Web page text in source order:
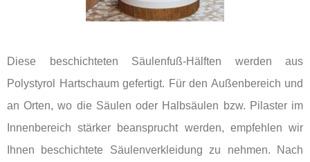
Diese beschichteten Säulenfuß-Hälften werden aus
Polystyrol Hartschaum gefertigt. Für den Außenbereich und
an Orten, wo die Säulen oder Halbsäulen bzw. Pilaster im
Innenbereich stärker beansprucht werden, empfehlen wir
Ihnen beschichtete Säulenverkleidung zu nehmen. Nach